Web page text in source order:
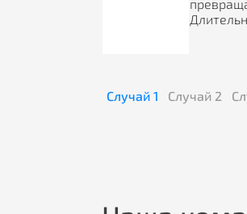
Случай 1 Случай 2